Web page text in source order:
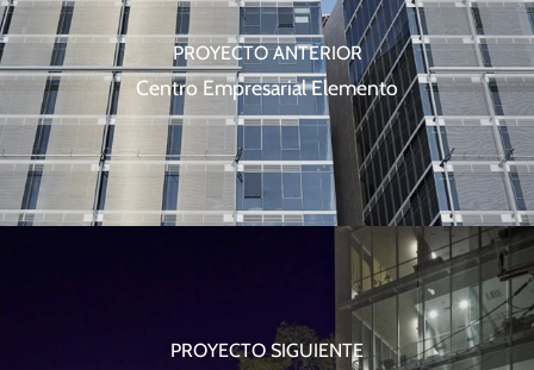
PROYECTO ANTERIOR
Centro Empresarial Elemento
PROYECTO SIGUIENTE